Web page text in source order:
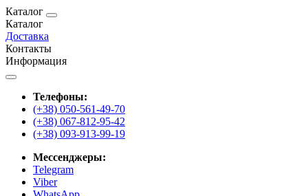
Каталог
Каталог
Доставка
Контакты
Информация
Телефоны:
(+38) 050-561-49-70
(+38) 067-812-95-42
(+38) 093-913-99-19
Мессенджеры:
Telegram
Viber